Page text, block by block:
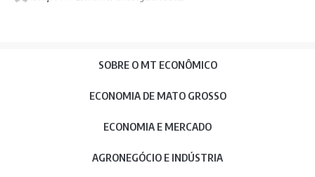
SOBRE O MT ECONÔMICO
ECONOMIA DE MATO GROSSO
ECONOMIA E MERCADO
AGRONEGÓCIO E INDÚSTRIA